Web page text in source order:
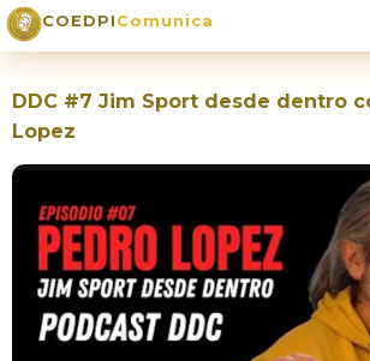
COEDPIComunica
DDC #7 Jim Sport desde dentro
Lopez